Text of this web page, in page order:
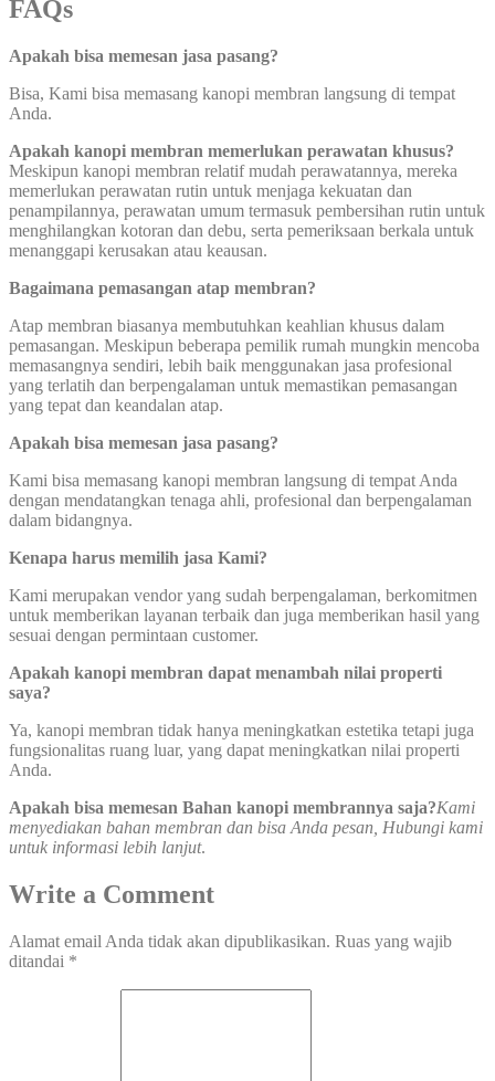
FAQs
Apakah bisa memesan jasa pasang?
Bisa, Kami bisa memasang kanopi membran langsung di tempat
Anda.
Apakah kanopi membran memerlukan perawatan khusus?
Meskipun kanopi membran relatif mudah perawatannya, mereka
memerlukan perawatan rutin untuk menjaga kekuatan dan
penampilannya, perawatan umum termasuk pembersihan rutin untuk
menghilangkan kotoran dan debu, serta pemeriksaan berkala untuk
menanggapi kerusakan atau keausan.
Bagaimana pemasangan atap membran?
Atap membran biasanya membutuhkan keahlian khusus dalam
pemasangan. Meskipun beberapa pemilik rumah mungkin mencoba
memasangnya sendiri, lebih baik menggunakan jasa profesional
yang terlatih dan berpengalaman untuk memastikan pemasangan
yang tepat dan keandalan atap.
Apakah bisa memesan jasa pasang?
Kami bisa memasang kanopi membran langsung di tempat Anda
dengan mendatangkan tenaga ahli, profesional dan berpengalaman
dalam bidangnya.
Kenapa harus memilih jasa Kami?
Kami merupakan vendor yang sudah berpengalaman, berkomitmen
untuk memberikan layanan terbaik dan juga memberikan hasil yang
sesuai dengan permintaan customer.
Apakah kanopi membran dapat menambah nilai properti
saya?
Ya, kanopi membran tidak hanya meningkatkan estetika tetapi juga
fungsionalitas ruang luar, yang dapat meningkatkan nilai properti
Anda.
Apakah bisa memesan Bahan kanopi membrannya saja?Kami
menyediakan bahan membran dan bisa Anda pesan, Hubungi kami
untuk informasi lebih lanjut.
Write a Comment
Alamat email Anda tidak akan dipublikasikan. Ruas yang wajib
ditandai *